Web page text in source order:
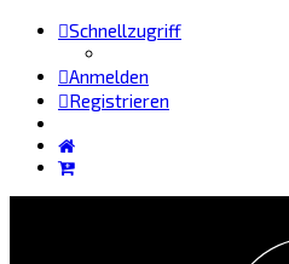
Schnellzugriff
Anmelden
Registrieren